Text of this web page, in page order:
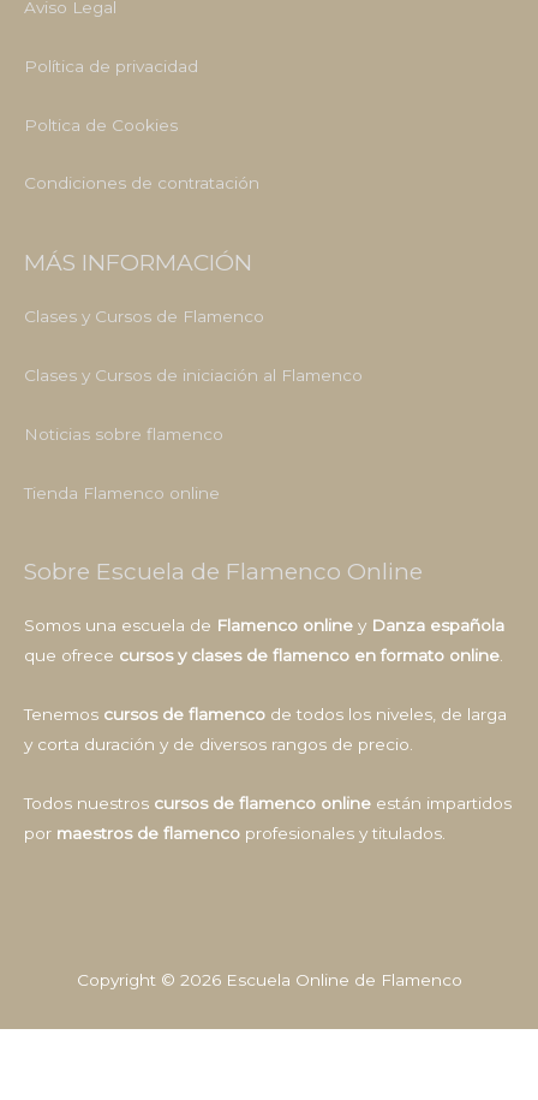
Aviso Legal
Política de privacidad
Poltica de Cookies
Condiciones de contratación
MÁS INFORMACIÓN
Clases y Cursos de Flamenco
Clases y Cursos de iniciación al Flamenco
Noticias sobre flamenco
Tienda Flamenco online
Sobre Escuela de Flamenco Online
Somos una escuela de Flamenco online y Danza española
que ofrece cursos y clases de flamenco en formato online
Tenemos cursos de flamenco de todos los niveles, de larga
y corta duración y de diversos rangos de precio.
Todos nuestros cursos de flamenco online están impartidos
por maestros de flamenco profesionales y titulados.
Copyright © 2026 Escuela Online de Flamenco